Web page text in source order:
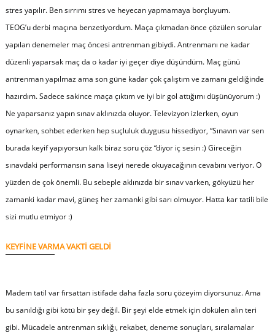
stres yapılır. Ben sırrımı stres ve heyecan yapmamaya borçluyum.
TEOG’u derbi maçına benzetiyordum. Maça çıkmadan önce çözülen sorular
yapılan denemeler maç öncesi antrenman gibiydi. Antrenmanı ne kadar
düzenli yaparsak maç da o kadar iyi geçer diye düşündüm. Maç günü
antrenman yapılmaz ama son güne kadar çok çalıştım ve zamanı geldiğinde
hazırdım. Sadece sakince maça çıktım ve iyi bir gol attığımı düşünüyorum :)
Ne yaparsanız yapın sınav aklınızda oluyor. Televizyon izlerken, oyun
oynarken, sohbet ederken hep suçluluk duygusu hissediyor, “Sınavın var sen
burada keyif yapıyorsun kalk biraz soru çöz “diyor iç sesin :) Gireceğin
sınavdaki performansın sana liseyi nerede okuyacağının cevabını veriyor. O
yüzden de çok önemli. Bu sebeple aklınızda bir sınav varken, gökyüzü her
zamanki kadar mavi, güneş her zamanki gibi sarı olmuyor. Hatta kar tatili bile
sizi mutlu etmiyor :)
KEYFİNE VARMA VAKTİ GELDİ
Madem tatil var fırsattan istifade daha fazla soru çözeyim diyorsunuz. Ama
bu sanıldığı gibi kötü bir şey değil. Bir şeyi elde etmek için dökülen alın teri
gibi. Mücadele antrenman sıklığı, rekabet, deneme sonuçları, sıralamalar